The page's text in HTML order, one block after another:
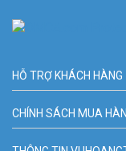
HỖ TRỢ KHÁCH HÀNG
CHÍNH SÁCH MUA